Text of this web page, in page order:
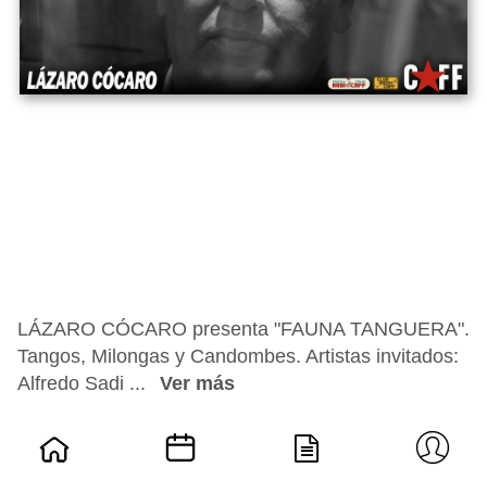
LÁZARO CÓCARO presenta "FAUNA TANGUERA".
Tangos, Milongas y Candombes. Artistas invitados:
Alfredo Sadi ...
Ver más